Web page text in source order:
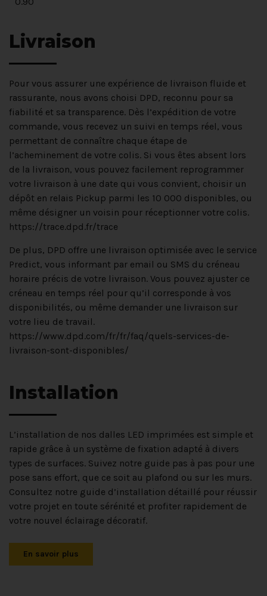
Livraison
Pour vous assurer une expérience de livraison fluide et
rassurante, nous avons choisi DPD, reconnu pour sa
fiabilité et sa transparence. Dès l’expédition de votre
commande, vous recevez un suivi en temps réel, vous
permettant de connaître chaque étape de
l’acheminement de votre colis. Si vous êtes absent lors
de la livraison, vous pouvez facilement reprogrammer
votre livraison à une date qui vous convient, choisir un
dépôt en relais Pickup parmi les 10 000 disponibles, ou
même désigner un voisin pour réceptionner votre colis.
https://trace.dpd.fr/trace
De plus, DPD offre une livraison optimisée avec le service
Predict, vous informant par email ou SMS du créneau
horaire précis de votre livraison. Vous pouvez ajuster ce
créneau en temps réel pour qu’il corresponde à vos
disponibilités, ou même demander une livraison sur
votre lieu de travail.
https://www.dpd.com/fr/fr/faq/quels-services-de-
livraison-sont-disponibles/
Installation
L’installation de nos dalles LED imprimées est simple et
rapide grâce à un système de fixation adapté à divers
types de surfaces. Suivez notre guide pas à pas pour une
pose sans effort, que ce soit au plafond ou sur les murs.
Consultez notre guide d’installation détaillé pour réussir
votre projet en toute sérénité et profiter rapidement de
votre nouvel éclairage décoratif.
En savoir plus